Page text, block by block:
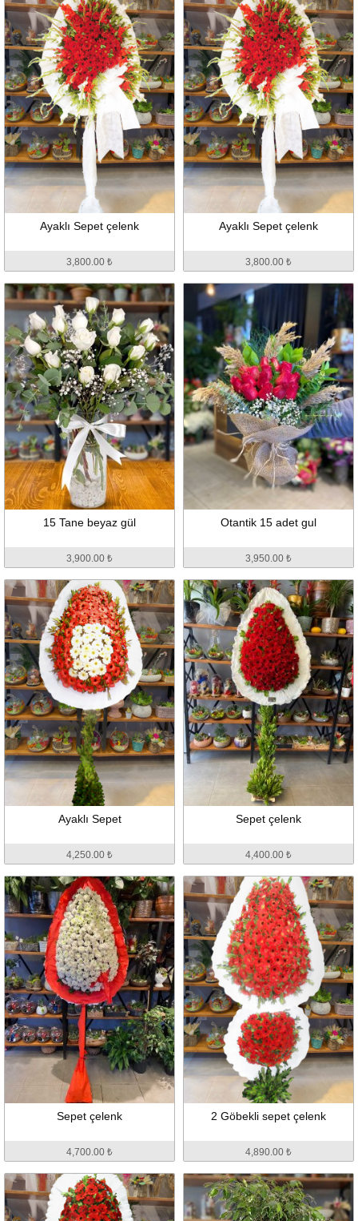
Ayaklı Sepet çelenk
3,800.00 ₺
Ayaklı Sepet çelenk
3,800.00 ₺
15 Tane beyaz gül
3,900.00 ₺
Otantik 15 adet gul
3,950.00 ₺
Ayaklı Sepet
4,250.00 ₺
Sepet çelenk
4,400.00 ₺
Sepet çelenk
4,700.00 ₺
2 Göbekli sepet çelenk
4,890.00 ₺